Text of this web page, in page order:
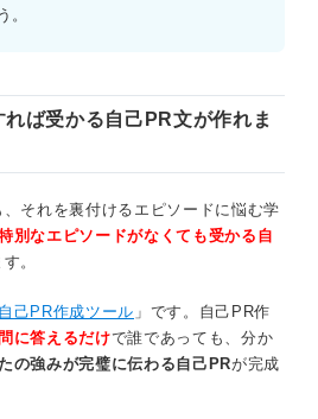
。
ば受かる自己PR文が作れま
それを裏付けるエピソードに悩む学
別なエピソードがなくても受かる自
。
自己PR作成ツール 」です。自己PR作
に答えるだけで誰であっても、分か
の強みが完璧に伝わる自己PRが完成